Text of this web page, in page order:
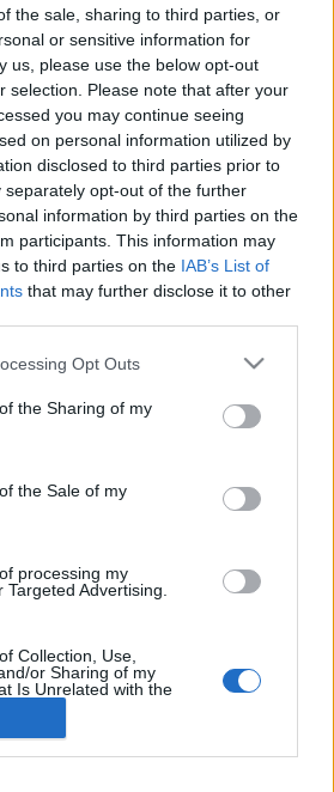
the sale, sharing to third parties, or
or sensitive information for
us, please use the below opt-out
selection. Please note that after your
you may continue seeing
on personal information utilized by
disclosed to third parties prior to
separately opt-out of the further
information by third parties on the
participants. This information may
to third parties on the IAB’s List of
that may further disclose it to other
app uses one or more Google
or usage behaviour. You may click to
Google and its third-party tags to
specified purposes in below Google
Opt Outs
the Sharing of my
the Sale of my
processing my
Targeted Advertising.
Collection, Use,
or Sharing of my
Is Unrelated with the
it was collected.
kívánjuk: ezért
a kerti uborka!
és bőségesen terem
házi műtrágyával